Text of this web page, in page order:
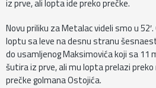
iz prve, ali lopta ide preko prečke.
Novu priliku za Metalac videli smo u
loptu sa leve na desnu stranu
do usamljenog Maksimovića koji sa 11
šutira iz prve, ali mu lopta prelazi
prečke golmana Ostojića.